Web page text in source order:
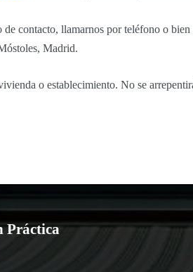
contacto, llamarnos por teléfono o
Madrid.
o establecimiento. No se
Práctica